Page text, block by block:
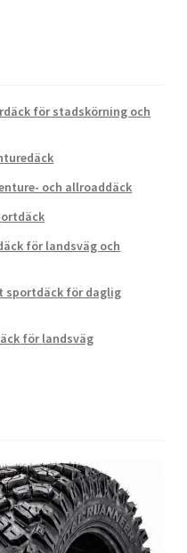
för stadskörning och
och allroaddäck
för landsväg och
sportdäck för daglig
för landsväg